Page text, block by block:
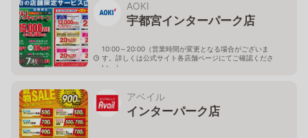
7枚
AOKI
宇都宮インターパーク店
10:00～20:00（営業時間が変更となる場合がございま
す。詳しくは公式サイト各店舗ページにてご確認くださ
い。）
アベイル
インターパーク店